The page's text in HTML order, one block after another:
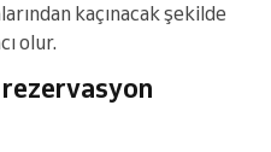
kaçınacak şekilde
olur.